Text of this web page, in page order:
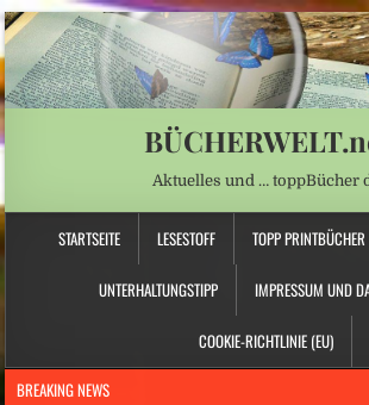
Aktuelles und … toppBücher
STARTSEITE LESESTOFF TOPP PRINTBÜCHER
UNTERHALTUNGSTIPP IMPRESSUM UND
COOKIE-RICHTLINIE (EU)
BREAKING NEWS